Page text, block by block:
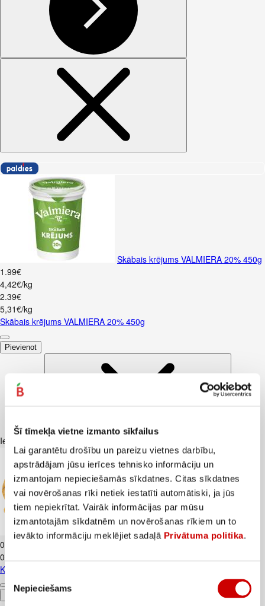
Šī tīmekļa vietne izmanto sīkfailus
Lai garantētu drošību un pareizu vietnes darbību,
apstrādājam jūsu ierīces tehnisko informāciju un
izmantojam nepieciešamās sīkdatnes. Citas sīkdatnes
vai novērošanas rīki netiek iestatīti automātiski, ja jūs
tiem nepiekrītat. Vairāk informācijas par mūsu
izmantotajām sīkdatnēm un novērošanas rīkiem un to
ievākto informāciju meklējiet sadaļā Privātuma politika.
Piekrišanas
izvēle
Nepieciešams
Skābais krējums VALMIERA 20% 450g
1 .99€
4,42€/kg
2.39€
5,31€/kg
Skābais krējums VALMIERA 20% 450g
Pievienot
Iesakām ar
Kartupeļi JAUNIE dzeltenie fas. kg
0
0,69€/kg
Kartupeļi JAUNIE dzeltenie fas. kg
Pievienot